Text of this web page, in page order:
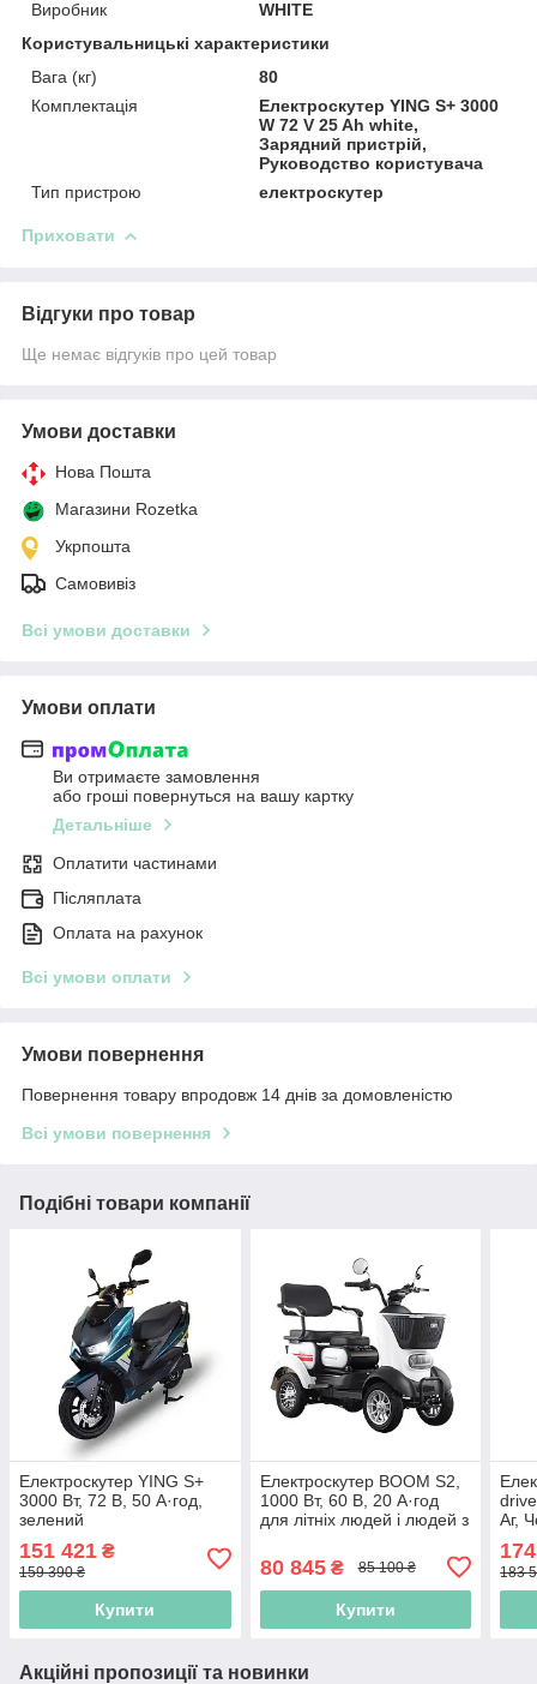
Виробник
WHITE
Користувальницькі характеристики
Вага (кг)
80
Комплектація
Електроскутер YING S+ 3000
W 72 V 25 Ah white,
Зарядний пристрій,
Руководство користувача
Тип пристрою
електроскутер
Приховати
Відгуки про товар
Ще немає відгуків про цей товар
Умови доставки
Нова Пошта
Магазини Rozetka
Укрпошта
Самовивіз
Всі умови доставки
Умови оплати
Ви отримаєте замовлення
або гроші повернуться на вашу картку
Детальніше
Оплатити частинами
Післяплата
Оплата на рахунок
Всі умови оплати
Умови повернення
Повернення товару впродовж 14 днів за домовленістю
Всі умови повернення
Подібні товари компанії
Електроскутер YING S+
3000 Вт, 72 В, 50 А·год,
зелений
151 421 ₴
159 390 ₴
Купити
Електроскутер BOOM S2,
1000 Вт, 60 В, 20 А·год
для літніх людей і людей з
80 845₴ 85 100 ₴
Купити
Аг,
183
Акційні пропозиції та новинки